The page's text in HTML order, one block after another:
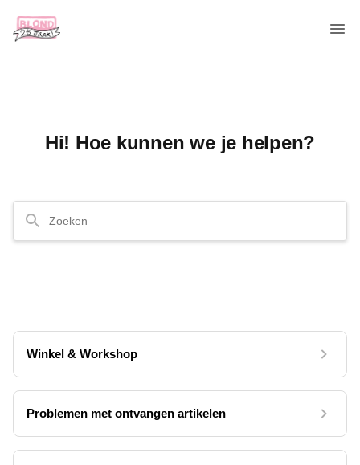
Hi! Hoe kunnen we je helpen?
Winkel & Workshop
Problemen met ontvangen artikelen